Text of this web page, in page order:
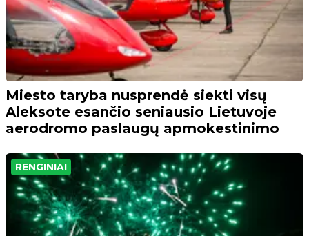
Miesto taryba nusprendė siekti visų
Aleksote esančio seniausio Lietuvoje
aerodromo paslaugų apmokestinimo
RENGINIAI